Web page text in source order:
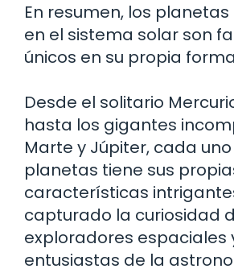
En resumen, los
en el sistema solar son
únicos en su propia
Desde el solitario
hasta los gigantes
Marte y Júpiter, cada
planetas tiene sus
características
capturado la curiosidad
exploradores espaciales
entusiastas de la